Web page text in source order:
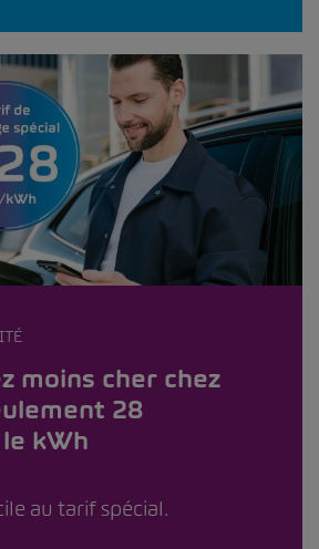
moins cher chez
28
kWh
au tarif spécial.